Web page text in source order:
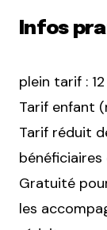
Infos
plein tarif :
Tarif enfant
Tarif réduit
Gratuité
les